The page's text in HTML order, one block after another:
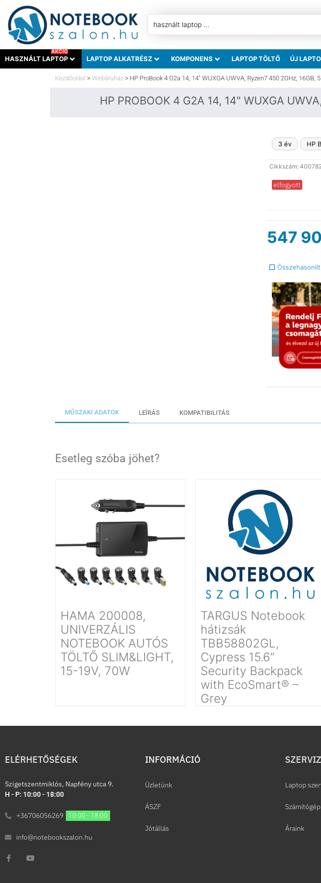
HASZNÁLT LAPTOP
AKCIÓ
LAPTOP ALKATRÉSZ KOMPONENS LAPTOP TÖLTŐ ÚJ
Kezdőoldal > Webáruház > HP ProBook 4 G2a 14, 14″ WUXGA UWVA, Ryzen7 450 2GHz, 16GB,
HP PROBOOK 4 G2A 14, 14" WUXGA
3 év HP
Cikkszám:
elfogyott
547
Összehasonlít
MŰSZAKI ADATOK LEÍRÁS KOMPATIBILITÁS
Esetleg szóba jöhet?
HAMA 200008,
UNIVERZÁLIS
NOTEBOOK AUTÓS
TÖLTŐ SLIM&LIGHT,
15-19V, 70W
TARGUS Notebook
hátizsák
TBB58802GL,
Cypress 15.6”
Security Backpack
with EcoSmart® –
Grey
ELÉRHETŐSÉGEK
Szigetszentmiklós, Napfény utca 9.
H - P: 10:00 - 18:00
+36706056269 10:00 - 18:00
info@notebookszalon.hu
INFORMÁCIÓ​
Üzletünk
ÁSZF
Jótállás
Laptop
Áraink